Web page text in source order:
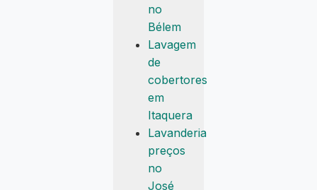
no
Bélem
Lavagem
de
cobertores
em
Itaquera
Lavanderia
preços
no
José